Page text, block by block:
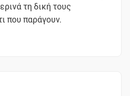
τη δική τους
που παράγουν.